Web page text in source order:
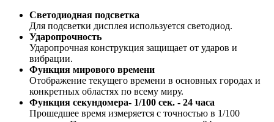
Светодиодная подсветка
Для подсветки дисплея используется светодиод.
Ударопрочность
Ударопрочная конструкция защищает от ударов и
вибрации.
Функция мирового времени
Отображение текущего времени в основных городах и
конкретных областях по всему миру.
Функция секундомера- 1/100 сек. - 24 часа
Прошедшее время измеряется с точностью в 1/100